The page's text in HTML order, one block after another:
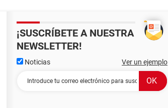
¡SUSCRÍBETE A NUESTRA
NEWSLETTER!
Noticias Ver un ejemplo